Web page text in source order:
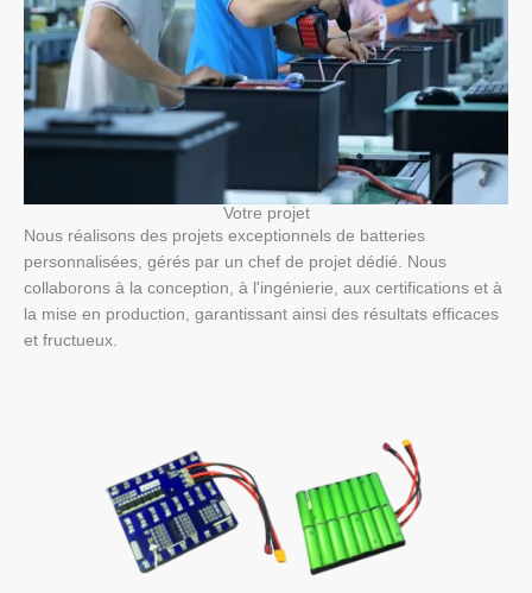
Votre projet
Nous réalisons des projets exceptionnels de batteries
personnalisées, gérés par un chef de projet dédié. Nous
collaborons à la conception, à l'ingénierie, aux certifications et à
la mise en production, garantissant ainsi des résultats efficaces
et fructueux.